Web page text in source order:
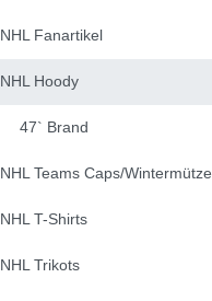
NHL Fanartikel
NHL Hoody
47` Brand
NHL Teams Caps/Wintermütze
NHL T-Shirts
NHL Trikots